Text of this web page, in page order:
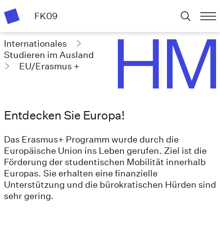
FK09
Internationales
Studieren im Ausland
EU/Erasmus +
Entdecken Sie Europa!
Das Erasmus+ Programm wurde durch die
Europäische Union ins Leben gerufen. Ziel ist die
Förderung der studentischen Mobilität innerhalb
Europas. Sie erhalten eine finanzielle
Unterstützung und die bürokratischen Hürden sind
sehr gering.